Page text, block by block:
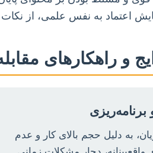
اعتماد به نفس علمی، از
و راهکارهای مقابله
به دلیل حجم بالای کار و عدم